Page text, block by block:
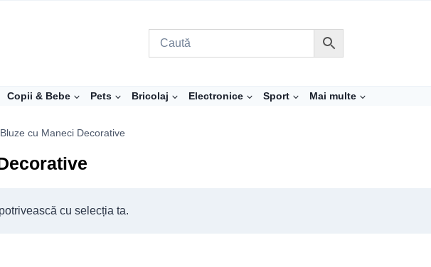
Copii & Bebe Pets Bricolaj Electronice Sport Mai multe
cu Maneci Decorative
cu selecția ta.